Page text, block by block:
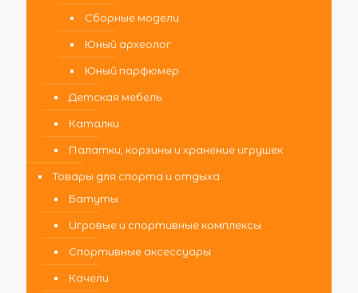
Сборные модели
Юный археолог
Юный парфюмер
Детская мебель
Каталки
Палатки, корзины и хранение игрушек
Товары для спорта и отдыха
Батуты
Игровые и спортивные комплексы
Спортивные аксессуары
Качели